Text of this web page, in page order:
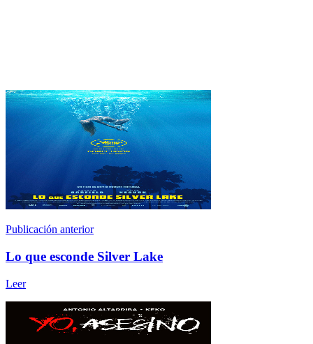
Publicación anterior
Lo que esconde Silver Lake
Leer